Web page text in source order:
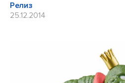
Релиз
25.12.2014